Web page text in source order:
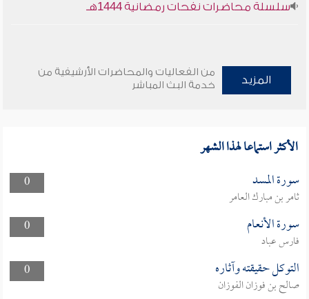
سلسلة محاضرات نفحات رمضانية 1444هـ
المزيد
من الفعاليات والمحاضرات الأرشيفية من
خدمة البث المباشر
الأكثر استماعا لهذا الشهر
0 سورة المسد
ثامر بن مبارك العامر
0
سورة الأنعام
فارس عباد
0
التوكل حقيقته وآثاره
صالح بن فوزان الفوزان